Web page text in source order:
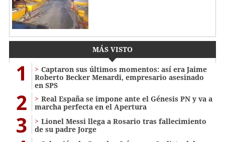
MÁS VISTO
1
Captaron sus últimos momentos: así era Jaime
Roberto Becker Menardi​​​, empresario asesinado
en SPS
2
Real España se impone ante el Génesis PN y va a
marcha perfecta en el Apertura
3
Lionel Messi llega a Rosario tras fallecimiento
de su padre Jorge